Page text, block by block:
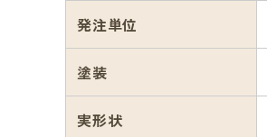
発注単位
塗装
実形状